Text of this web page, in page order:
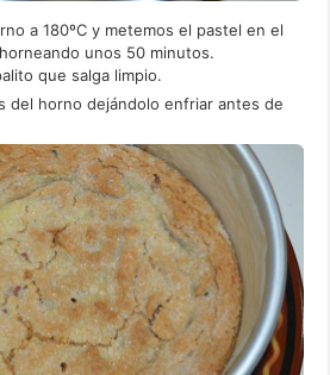
a 180ºC y metemos el pastel en el
unos 50 minutos.
que salga limpio.
del horno dejándolo enfriar antes de